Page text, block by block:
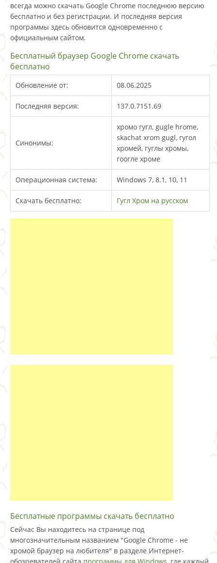
всегда можно скачать Google Chrome последнюю версию
бесплатно и без регистрации. И последняя версия
программы здесь обновится одновременно с
официальным сайтом.
Бесплатный браузер Google Chrome скачать
бесплатно
Обновление от: 08.06.2025
Последняя версия: 137.0.7151.69
Синонимы:
хромо гугл, gugle hrome,
skachat xrom gugl, гугол
хромей, гуглы хромы,
гоогле хроме
Операционная система: Windows 7, 8.1, 10, 11
Скачать бесплатно: Гугл Хром на русском
Бесплатные программы скачать бесплатно
Сейчас Вы находитесь на странице под
многозначительным названием "Google Chrome - не
хромой браузер на любителя" в разделе Интернет-